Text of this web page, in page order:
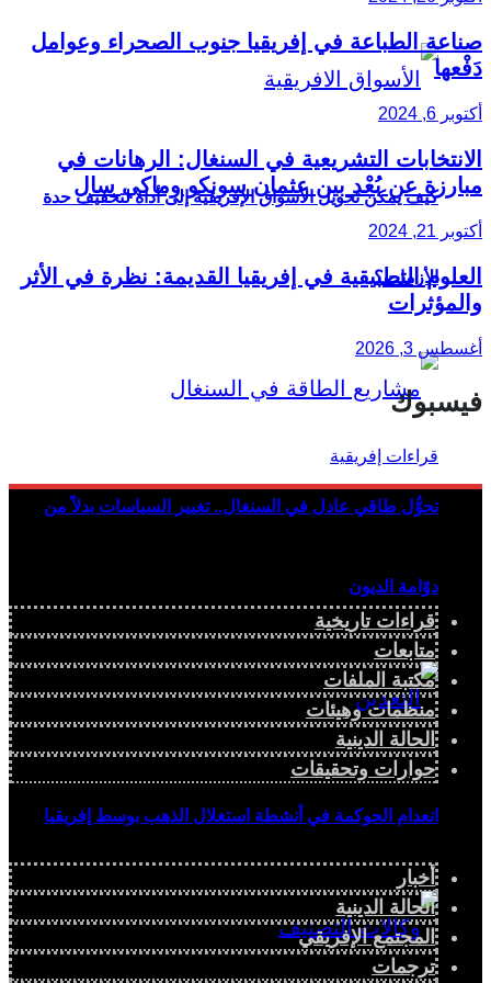
كيف يمكن تحويل الأسواق الإفريقية إلى أداة لتخفيف حدة
الأزمات؟
تحوُّل طاقي عادل في السنغال.. تغيير السياسات بدلاً من
دوّامة الديون
انعدام الحوكمة في أنشطة استغلال الذهب بوسط إفريقيا
صناعة الطباعة في إفريقيا جنوب الصحراء وعوامل
دَفْعها
أكتوبر 6, 2024
الانتخابات التشريعية في السنغال: الرهانات في
مبارزة عن بُعْد بين عثمان سونكو وماكي سال
أكتوبر 21, 2024
العلوم التطبيقية في إفريقيا القديمة: نظرة في الأثر
والمؤثرات
أغسطس 3, 2026
فيسبوك
قراءات تاريخية
متابعات
مكتبة الملفات
منظمات وهيئات
الحالة الدينية
حوارات وتحقيقات
أخبار
الحالة الدينية
المجتمع الإفريقي
ترجمات